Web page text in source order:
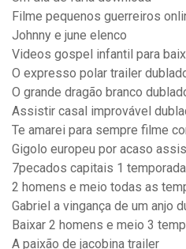
Filme pequenos guerreiros
Johnny e june elenco
Videos gospel infantil para
O expresso polar trailer
O grande dragão branco
Assistir casal improvável
Te amarei para sempre filme
Gigolo europeu por acaso
7pecados capitais 1
2 homens e meio todas as
Gabriel a vingança de um anjo
Baixar 2 homens e meio 3
A paixão de jacobina trailer